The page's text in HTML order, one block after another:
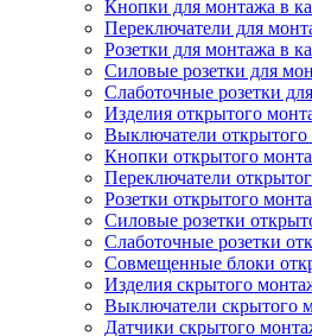
Кнопки для монтажа в
Переключатели для
Розетки для монтажа в
Силовые розетки для
Слаботочные розетки
Изделия открытого
Выключатели открытого
Кнопки открытого
Переключатели
Розетки открытого
Силовые розетки
Слаботочные розетки
Совмещенные блоки
Изделия скрытого
Выключатели скрытого
Датчики скрытого